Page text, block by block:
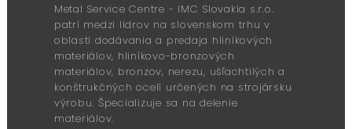
Metal Service Centre - IMC Slovakia s.r.o.
patrí medzi lídrov na slovenskom trhu v
oblasti dodávania a predaja hliníkových
materiálov, hliníkovo-bronzových
materiálov, bronzov, nerezu, ušľachtilých a
konštrukčných ocelí určených na strojársku
výrobu. Špecializuje sa na delenie
materiálov.